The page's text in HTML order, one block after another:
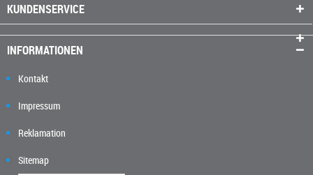
KUNDENSERVICE
INFORMATIONEN
Kontakt
Impressum
Reklamation
Sitemap